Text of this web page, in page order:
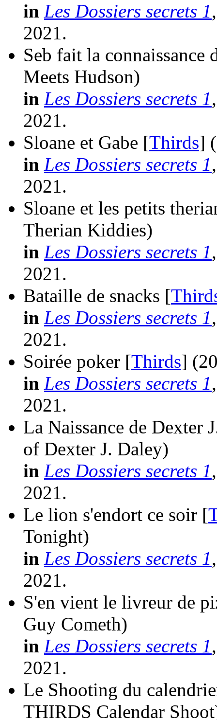
in Les Dossiers secrets 1
2021.
Seb fait la connaissance
Meets Hudson)
in Les Dossiers secrets 1
2021.
Sloane et Gabe [Thirds]
in Les Dossiers secrets 1
2021.
Sloane et les petits
Therian Kiddies)
in Les Dossiers secrets 1
2021.
Bataille de snacks [
in Les Dossiers secrets 1
2021.
Soirée poker [Thirds]
in Les Dossiers secrets 1
2021.
La Naissance de Dexter
of Dexter J. Daley)
in Les Dossiers secrets 1
2021.
Le lion s'endort ce soir [
Tonight)
in Les Dossiers secrets 1
2021.
S'en vient le livreur de
Guy Cometh)
in Les Dossiers secrets 1
2021.
Le Shooting du
THIRDS Calendar